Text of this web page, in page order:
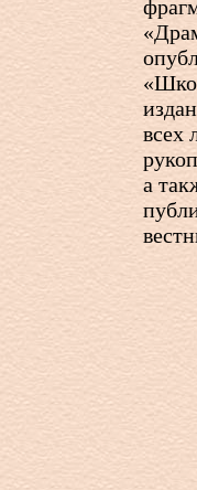
всех
а